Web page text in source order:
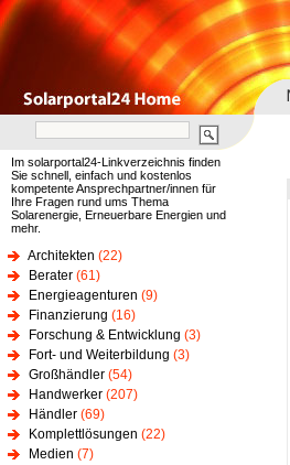
Im solarportal24-Linkverzeichnis finden
Sie schnell, einfach und kostenlos
kompetente Ansprechpartner/innen für
Ihre Fragen rund ums Thema
Solarenergie, Erneuerbare Energien und
mehr.
Architekten (22)
Berater (61)
Energieagenturen (9)
Finanzierung (16)
Forschung & Entwicklung (3)
Fort- und Weiterbildung (3)
Großhändler (54)
Handwerker (207)
Händler (69)
Komplettlösungen (22)
Medien (7)